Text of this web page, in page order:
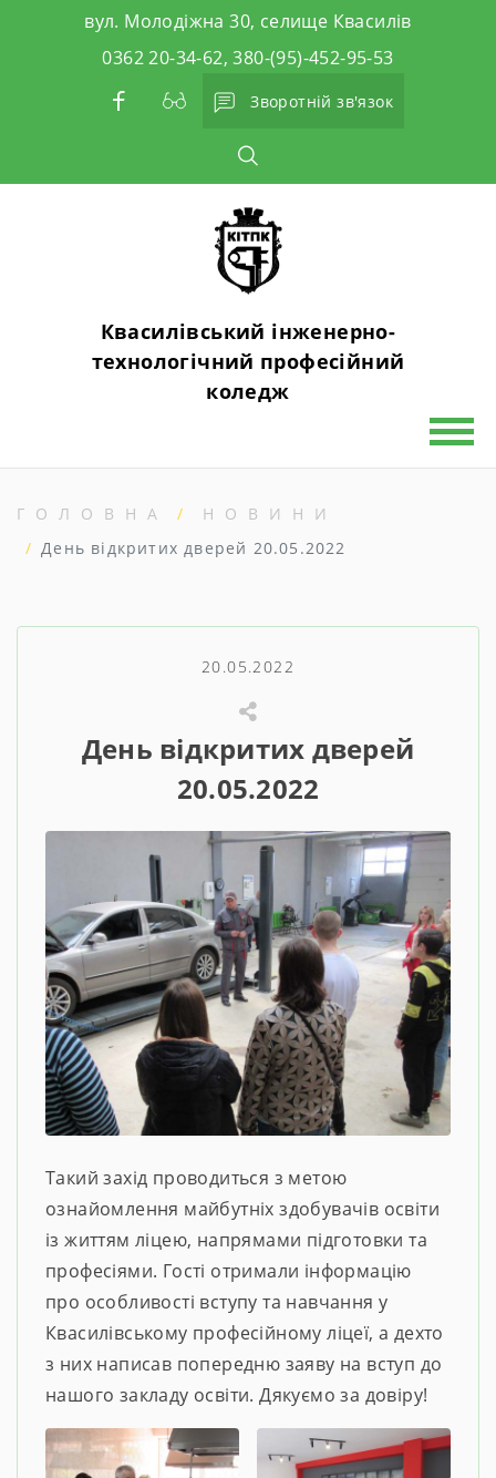
вул. Молодіжна 30, селище Квасилів
0362 20-34-62, 380-(95)-452-95-53
Зворотній зв'язок
Квасилівський інженерно-
технологічний професійний
коледж
ГОЛОВНА
НОВИНИ
День відкритих дверей 20.05.2022
20.05.2022
День відкритих дверей
20.05.2022
Такий захід проводиться з метою
ознайомлення майбутніх здобувачів освіти
із життям ліцею, напрямами підготовки та
професіями. Гості отримали інформацію
про особливості вступу та навчання у
Квасилівському професійному ліцеї, а дехто
з них написав попередню заяву на вступ до
нашого закладу освіти. Дякуємо за довіру!